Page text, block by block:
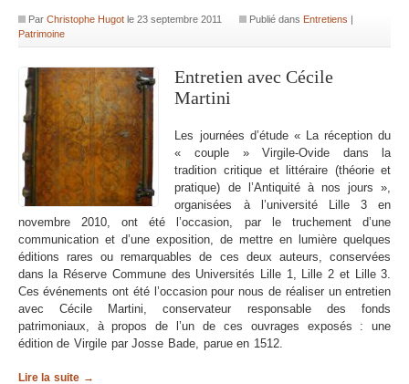
Par Christophe Hugotle 23 septembre 2011 Publié dansEntretiens |
Patrimoine
Entretien avec Cécile
Martini
Les journées d’étude « La réception du
« couple » Virgile-Ovide dans la
tradition critique et littéraire (théorie et
pratique) de l’Antiquité à nos jours »,
organisées à l’université Lille 3 en
novembre 2010, ont été l’occasion, par le truchement d’une
communication et d’une exposition, de mettre en lumière quelques
éditions rares ou remarquables de ces deux auteurs, conservées
dans la Réserve Commune des Universités Lille 1, Lille 2 et Lille 3.
Ces événements ont été l’occasion pour nous de réaliser un entretien
avec Cécile Martini, conservateur responsable des fonds
patrimoniaux, à propos de l’un de ces ouvrages exposés : une
édition de Virgile par Josse Bade, parue en 1512.
Lire la suite →